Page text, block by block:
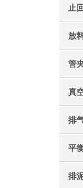
止
放
管
真
排
平
排